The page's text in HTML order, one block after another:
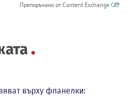
Препоръчано от Content Exchange
върху фланелки: